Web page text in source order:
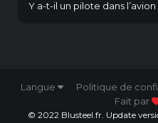
Y a-t-il un pilote dans l’avion
Langue Politique de
Fait par
© 2022 Blusteel.fr. Update